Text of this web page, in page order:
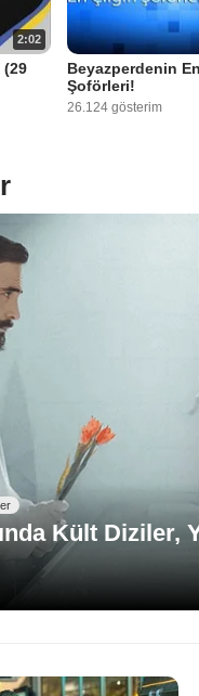
2:02
(29
Beyazperdenin En
Şoförleri!
26.124 gösterim
Kült Diziler,